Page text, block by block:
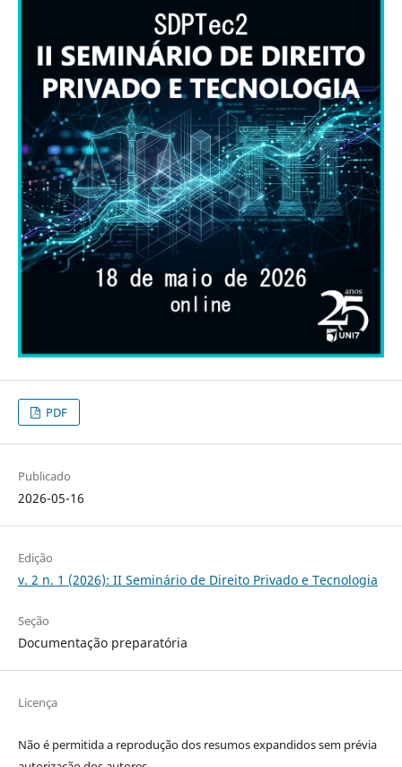
PDF
Publicado
2026-05-16
Edição
v. 2 n. 1 (2026): II Seminário de Direito Privado e Tecnologia
Seção
Documentação preparatória
Licença
Não é permitida a reprodução dos resumos expandidos sem prévia